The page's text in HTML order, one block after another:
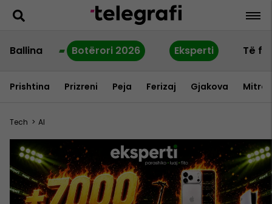
Ballina Botërori 2026 Eksperti Të
Prishtina Prizreni Peja Ferizaj Gjakova
Tech > AI